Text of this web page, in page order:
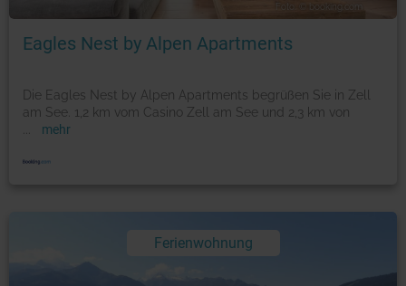
Foto: © booking.com
Eagles Nest by Alpen Apartments
Die Eagles Nest by Alpen Apartments begrüßen Sie in Zell
am See. 1,2 km vom Casino Zell am See und 2,3 km von
mehr
Ferienwohnung